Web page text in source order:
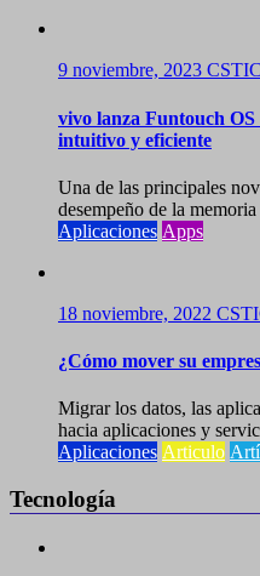
9 noviembre, 2023
vivo lanza Funtouch OS
intuitivo y eficiente
Una de las principales
desempeño de la
Aplicaciones Apps
18 noviembre, 2022
¿Cómo mover su
Migrar los datos, las
hacia aplicaciones y
Aplicaciones Articulo
Tecnología